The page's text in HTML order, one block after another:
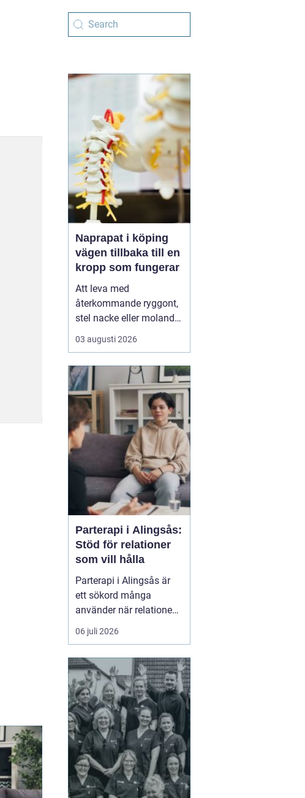
Naprapat i köping
vägen tillbaka till en
kropp som fungerar
Att leva med
återkommande ryggont,
stel nacke eller molande
värk i axlar och höfter
sliter på både ork och
länge innan de söker
hjälp, fast problemen
ofta går att påverka. En
naprapat i Köping kan
hjälpa till att hitta
orsaken bak...
03 augusti 2026
Parterapi i Alingsås:
Stöd för relationer
som vill hålla
Parterapi i Alingsås är
ett sökord många
använder när relationen
börjar skava och
vardagen känns mer
samarbete. När
konflikter upprepas,
tystnaden växer eller
avståndet kä...
06 juli 2026